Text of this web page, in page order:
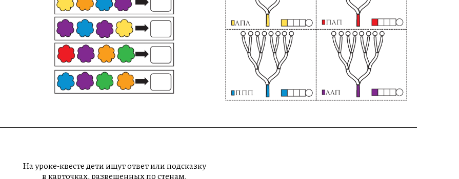
На уроке-квесте дети ищут ответ или подсказку
в карточках, развешенных по стенам.